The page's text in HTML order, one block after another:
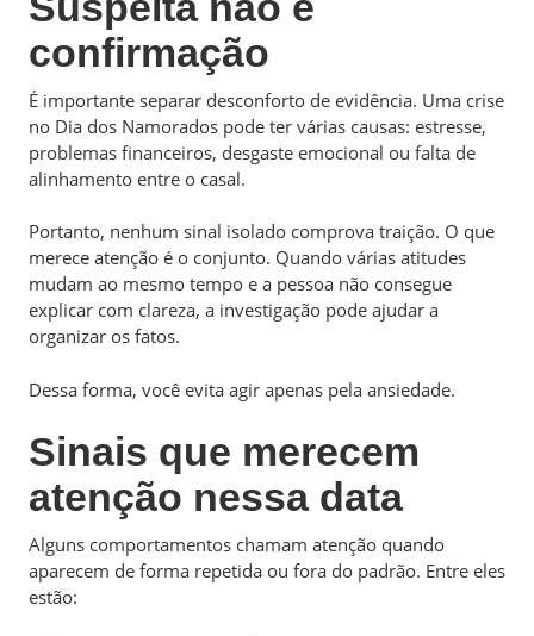
confirmação
É importante separar desconforto de evidência. Uma crise
no Dia dos Namorados pode ter várias causas: estresse,
problemas financeiros, desgaste emocional ou falta de
alinhamento entre o casal.
Portanto, nenhum sinal isolado comprova traição. O que
merece atenção é o conjunto. Quando várias atitudes
mudam ao mesmo tempo e a pessoa não consegue
explicar com clareza, a investigação pode ajudar a
organizar os fatos.
Dessa forma, você evita agir apenas pela ansiedade.
Sinais que merecem
atenção nessa data
Alguns comportamentos chamam atenção quando
aparecem de forma repetida ou fora do padrão. Entre eles
estão: